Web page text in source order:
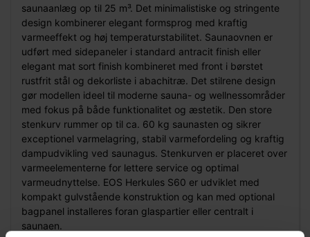
saunaanlæg op til 25 m³. Det minimalistiske og stringente
design kombinerer elegant formsprog med kraftig
varmeeffekt og høj temperaturstabilitet. Saunaovnen er
udført med sidepaneler i standard antracit finish eller
elegant mat sort finish kombineret med front i børstet
rustfrit stål og dekorliste i abachitræ. Det stilrene design
gør modellen ideel til moderne sauna- og wellnessområder
med fokus på både funktionalitet og æstetik. Den store
stenkurv rummer op til ca. 60 kg saunasten og sikrer
exceptionel varmelagring, stabil varmefordeling og kraftig
dampudvikling ved saunagus. Stenkurven er placeret over
varmeelementerne for lettere service og optimal
varmeudnyttelse. EOS Herkules S60 er udviklet med
kompakt gulvstående konstruktion og kan med optional
bagpanel installeres foran glaspartier eller centralt i
saunaen.